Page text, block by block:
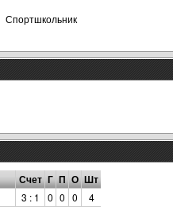
Спортшкольник
Счет Г П О Шт
3 : 1 0 0 0
4